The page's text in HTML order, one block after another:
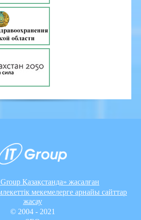
Қазақстанда» жасалған
мекемелерге арнайы сайттар
жасау
© 2004 - 2021